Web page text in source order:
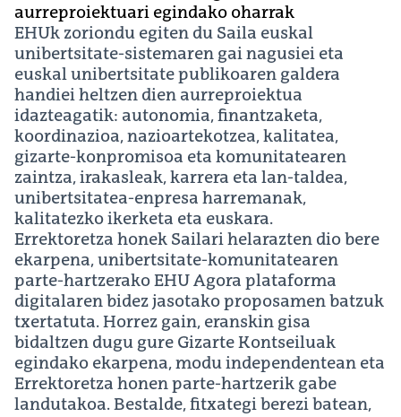
aurreproiektuari egindako oharrak
EHUk zoriondu egiten du Saila euskal
unibertsitate-sistemaren gai nagusiei eta
euskal unibertsitate publikoaren galdera
handiei heltzen dien aurreproiektua
idazteagatik: autonomia, finantzaketa,
koordinazioa, nazioartekotzea, kalitatea,
gizarte-konpromisoa eta komunitatearen
zaintza, irakasleak, karrera eta lan-taldea,
unibertsitatea-enpresa harremanak,
kalitatezko ikerketa eta euskara.
Errektoretza honek Sailari helarazten dio bere
ekarpena, unibertsitate-komunitatearen
parte-hartzerako EHU Agora plataforma
digitalaren bidez jasotako proposamen batzuk
txertatuta. Horrez gain, eranskin gisa
bidaltzen dugu gure Gizarte Kontseiluak
egindako ekarpena, modu independentean eta
Errektoretza honen parte-hartzerik gabe
landutakoa. Bestalde, fitxategi berezi batean,